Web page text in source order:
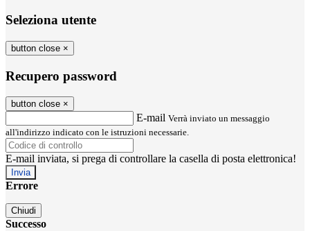
Seleziona utente
button close ×
Recupero password
button close ×
E-mail Verrà inviato un messaggio
all'indirizzo indicato con le istruzioni necessarie.
E-mail inviata, si prega di controllare la casella di posta elettronica!
Errore
Chiudi
Successo